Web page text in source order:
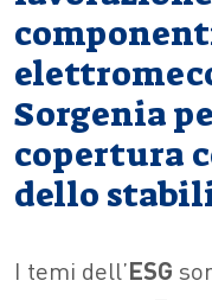
Sorgenia
copertura
dello
I temi dell’ESG